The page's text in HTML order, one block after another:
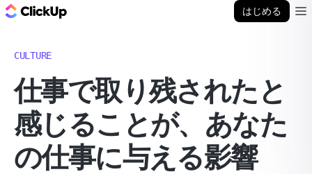
はじめる
CULTURE
仕事で取り残されたと
感じることが、あなた
の仕事に与える影響